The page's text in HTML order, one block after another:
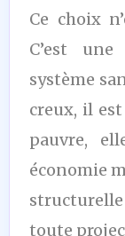
Ce choix
C’est
système
creux, il
pauvre,
économie
toute